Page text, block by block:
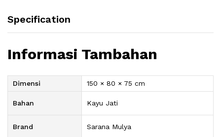
Specification
Informasi Tambahan
Dimensi 150 × 80 × 75 cm
Bahan Kayu Jati
Brand Sarana Mulya